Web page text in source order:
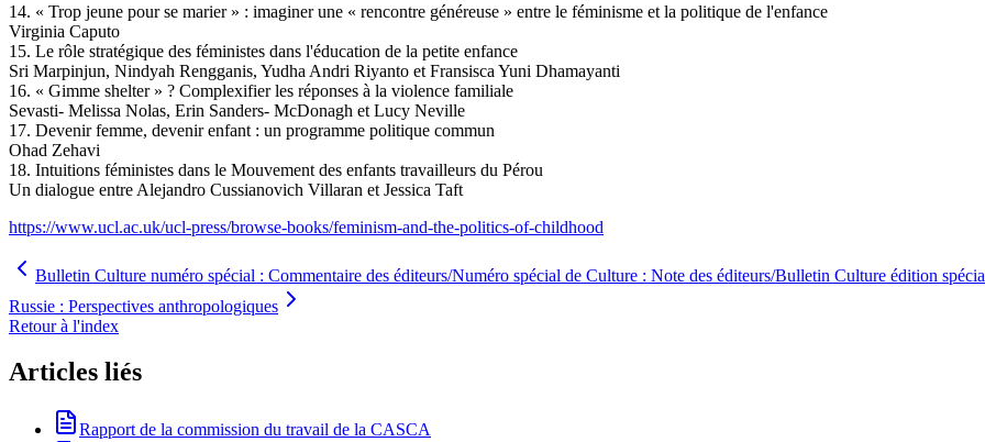
14. « Trop jeune pour se marier » : imaginer une « rencontre généreuse » entre le féminisme et la politique de l'enfance
Virginia Caputo
15. Le rôle stratégique des féministes dans l'éducation de la petite enfance
Sri Marpinjun, Nindyah Rengganis, Yudha Andri Riyanto et Fransisca Yuni Dhamayanti
16. « Gimme shelter » ? Complexifier les réponses à la violence familiale
Sevasti- Melissa Nolas, Erin Sanders- McDonagh et Lucy Neville
17. Devenir femme, devenir enfant : un programme politique commun
Ohad Zehavi
18. Intuitions féministes dans le Mouvement des enfants travailleurs du Pérou
Un dialogue entre Alejandro Cussianovich Villaran et Jessica Taft
https://www.ucl.ac.uk/ucl-press/browse-books/feminism-and-the-politics-of-childhood
Bulletin Culture numéro spécial : Commentaire des éditeurs/Numéro spécial de Culture : Note des éditeurs/Bulletin Culture édition
Russie : Perspectives anthropologiques
Retour à l'index
Articles liés
Rapport de la commission du travail de la CASCA